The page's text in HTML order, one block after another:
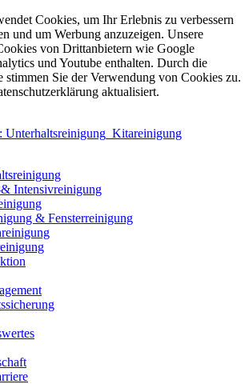
Cookies, um Ihr Erlebnis zu verbessern
und um Werbung anzuzeigen. Unsere
von Drittanbietern wie Google
und Youtube enthalten. Durch die
stimmen Sie der Verwendung von Cookies zu.
aktualisiert.
Intensivreinigung
& Fensterreinigung